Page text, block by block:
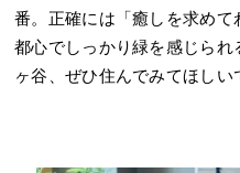
番。正確には「癒しを求めて
都心でしっかり緑を感じら
ヶ谷、ぜひ住んでみてほしい